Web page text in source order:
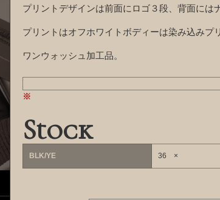
プリントデザインは前面にロゴ３段、背面に
プリントはオフホワイトボディーは染み込みプ
ワンウォッシュ加工品。
Stock
BLK/YE 36 ×